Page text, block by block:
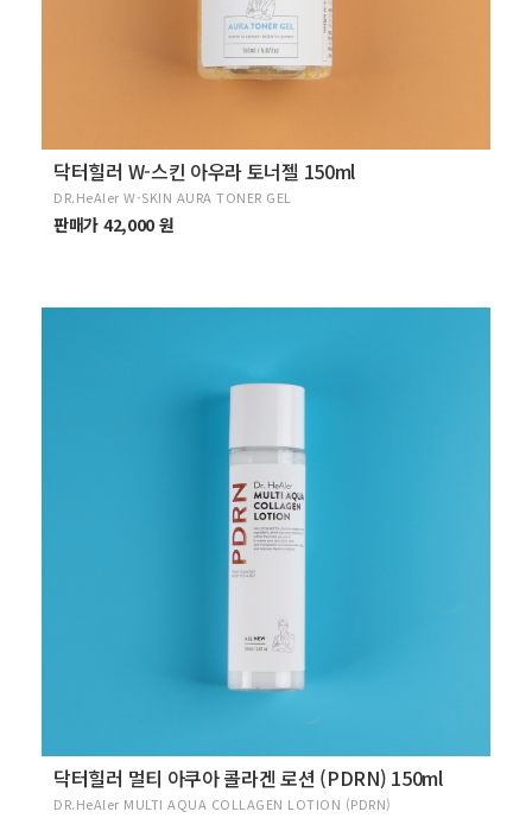
닥터힐러 W-스킨 아우라 토너젤 150ml
DR.HeAler W-SKIN AURA TONER GEL
판매가 42,000 원
닥터힐러 멀티 아쿠아 콜라겐 로션 (PDRN) 150ml
DR.HeAler MULTI AQUA COLLAGEN LOTION (PDRN)